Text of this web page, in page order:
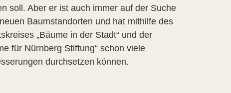
soll. Aber er ist auch immer auf der Suche
Baumstandorten und hat mithilfe des
„Bäume in der Stadt“ und der
für Nürnberg Stiftung“ schon viele
durchsetzen können.